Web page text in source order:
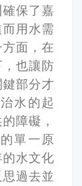
保了嘉
用水需
面，在
也讓防
部分才
水的起
障礙，
單一原
水文化
過去並